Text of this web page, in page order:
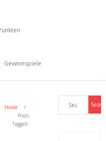
Gewinnspiele
Home
/
Posts
Tagged: